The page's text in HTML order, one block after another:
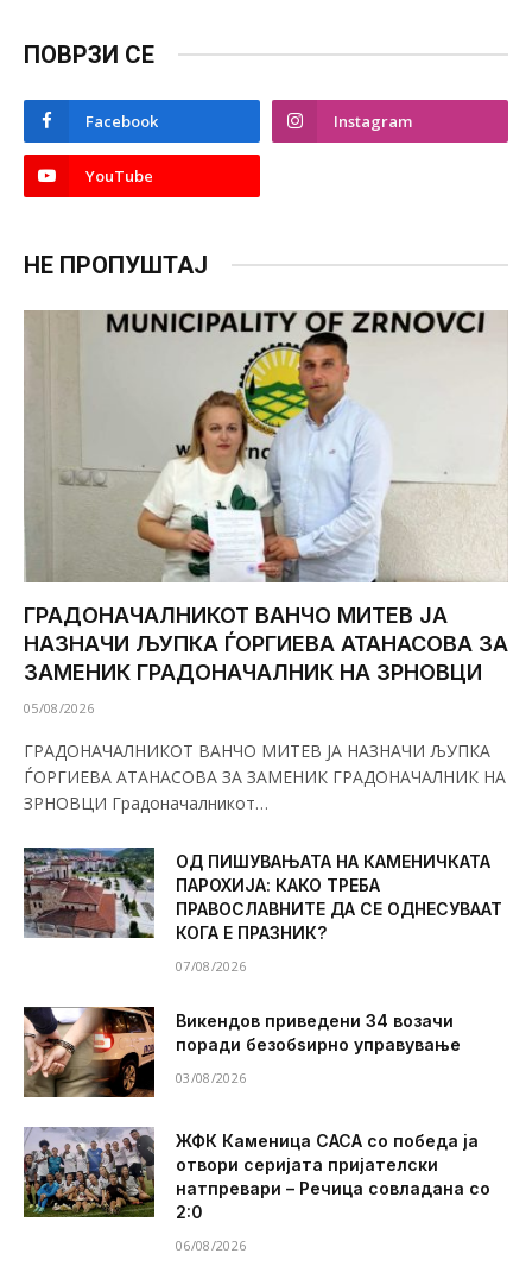
ПОВРЗИ СЕ
Facebook Instagram
YouTube
НЕ ПРОПУШТАЈ
ГРАДОНАЧАЛНИКОТ ВАНЧО МИТЕВ ЈА
НАЗНАЧИ ЉУПКА ЃОРГИЕВА АТАНАСОВА ЗА
ЗАМЕНИК ГРАДОНАЧАЛНИК НА ЗРНОВЦИ
05/08/2026
ГРАДОНАЧАЛНИКОТ ВАНЧО МИТЕВ ЈА НАЗНАЧИ ЉУПКА
ЃОРГИЕВА АТАНАСОВА ЗА ЗАМЕНИК ГРАДОНАЧАЛНИК НА
ЗРНОВЦИ Градоначалникот…
ОД ПИШУВАЊАТА НА КАМЕНИЧКАТА
ПАРОХИЈА: КАКО ТРЕБА
ПРАВОСЛАВНИТЕ ДА СЕ ОДНЕСУВААТ
КОГА Е ПРАЗНИК?
07/08/2026
Викендов приведени 34 возачи
поради безобѕирно управување
03/08/2026
ЖФК Каменица САСА со победа ја
отвори серијата пријателски
натпревари – Речица совладана со
2:0
06/08/2026